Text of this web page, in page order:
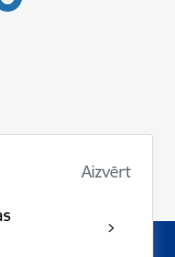
Aizvērt